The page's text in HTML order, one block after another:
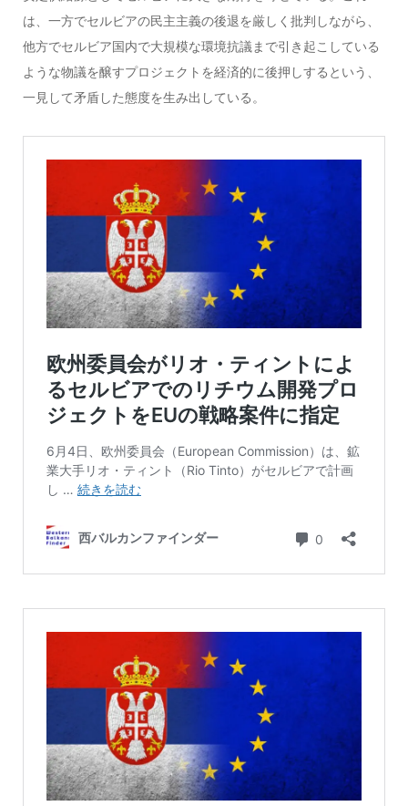
は、一方でセルビアの民主主義の後退を厳しく批判しながら、
他方でセルビア国内で大規模な環境抗議まで引き起こしている
ような物議を醸すプロジェクトを経済的に後押しするという、
一見して矛盾した態度を生み出している。